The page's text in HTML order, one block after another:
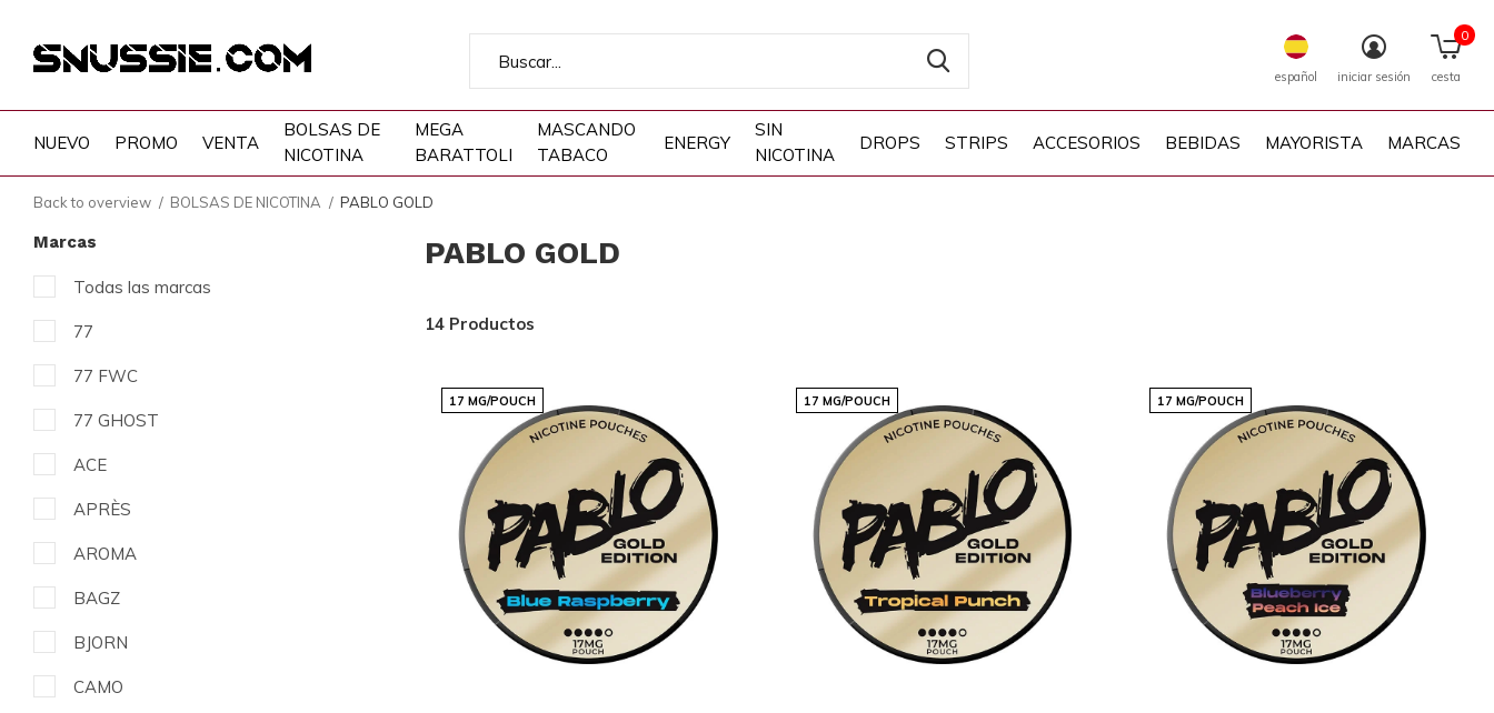
NUEVO PROMO VENTA
BOLSAS DE
NICOTINA
MEGA
BARATTOLI
MASCANDO
TABACO
ENERGY
SIN
NICOTINA
DROPS STRIPS ACCESORIOS BEBIDAS MAYORISTA MARCAS
español iniciar sesión cesta
0
Back to overview BOLSAS DE NICOTINA PABLO GOLD
Marcas
Todas las marcas
77
77 FWC
77 GHOST
ACE
APRÈS
AROMA
BAGZ
BJORN
CAMO
PABLO GOLD
14 Productos
17 MG/POUCH 17 MG/POUCH 17 MG/POUCH